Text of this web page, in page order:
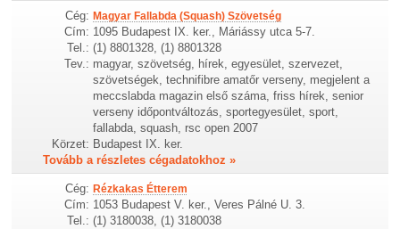
Cég: Magyar Fallabda (Squash) Szövetség
Cím: 1095 Budapest IX. ker., Máriássy utca 5-7.
Tel.: (1) 8801328, (1) 8801328
Tev.: magyar, szövetség, hírek, egyesület, szervezet,
szövetségek, technifibre amatőr verseny, megjelent a
meccslabda magazin első száma, friss hírek, senior
verseny időpontváltozás, sportegyesület, sport,
fallabda, squash, rsc open 2007
Körzet: Budapest IX. ker.
Tovább a részletes cégadatokhoz »
Cég: Rézkakas Étterem
Cím: 1053 Budapest V. ker., Veres Pálné U. 3.
Tel.: (1) 3180038, (1) 3180038